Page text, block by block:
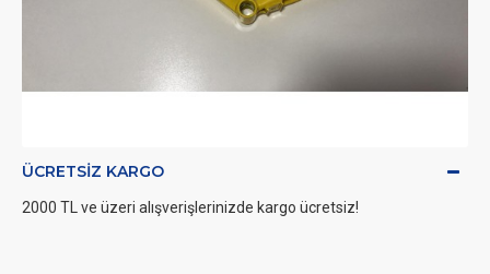
ÜCRETSIZ KARGO
2000 TL ve üzeri alışverişlerinizde kargo ücretsiz!